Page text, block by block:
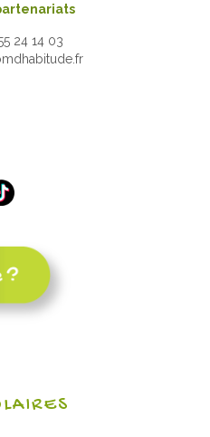
24 14 03